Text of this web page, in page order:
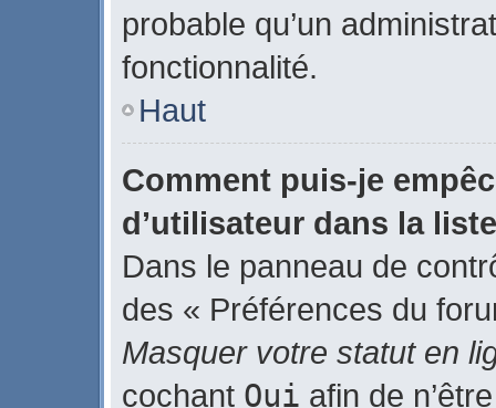
probable qu’un
fonctionnalité.
Haut
Comment puis-je
d’utilisateur dans la
Dans le panneau de
des « Préférences du
Masquer votre statut en
cochant Oui afin de